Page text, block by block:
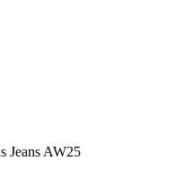
Jeans AW25